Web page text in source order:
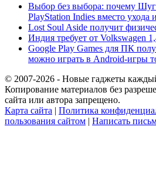
Выбор без выбора: почему
PlayStation Indies вместо ухода
Lost Soul Aside получит
Индия требует от Volkswagen
Google Play Games для ПК
можно играть в Android-игры
© 2007-2026 - Новые гаджеты
Копирование материалов без
сайта или автора запрещено.
Карта сайта | Политика
пользования сайтом | Написать